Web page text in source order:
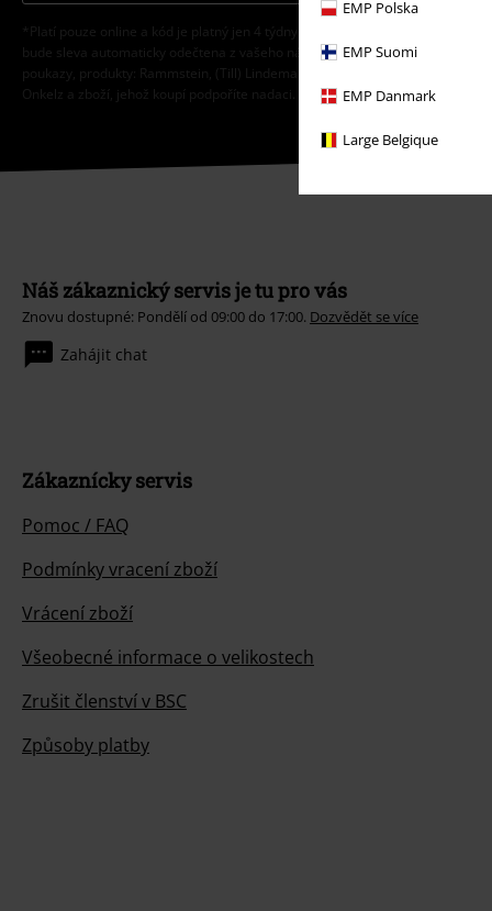
EMP Polska
EMP Suomi
EMP Danmark
Large Belgique
*Platí pouze online a kód je platný jen 4 týdny. Nelze kombinovat s jinými
bude sleva automaticky odečtena z vašeho nákupního košíku. Nevztahuje se
poukazy, produkty: Rammstein, (Till) Lindemann, Die Ärzte, Die Toten Hosen,
Onkelz a zboží, jehož koupí podpoříte nadaci.
Náš zákaznický servis je tu pro vás
Znovu dostupné: Pondělí od 09:00 do 17:00. Dozvědět se více
Zahájit chat
Zákaznícky servis
Pomoc / FAQ
Podmínky vracení zboží
Vrácení zboží
Všeobecné informace o velikostech
Zrušit členství v BSC
Způsoby platby